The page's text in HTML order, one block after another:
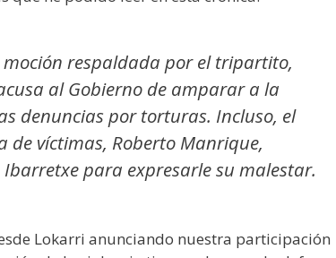
respaldada por el tripartito,
al Gobierno de amparar a la
denuncias por torturas. Incluso, el
de víctimas, Roberto Manrique,
para expresarle su malestar.
Lokarri anunciando nuestra participación